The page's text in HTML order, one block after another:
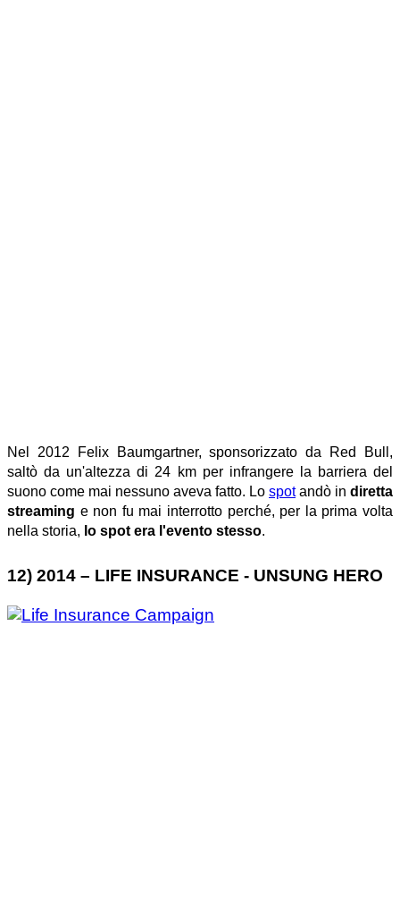
Nel 2012 Felix Baumgartner, sponsorizzato da Red Bull,
saltò da un'altezza di 24 km per infrangere la barriera del
suono come mai nessuno aveva fatto. Lo spotandò in diretta
streaming e non fu mai interrotto perché, per la prima volta
nella storia, lo spot era l'evento stesso.
12) 2014 – LIFE INSURANCE - UNSUNG HERO